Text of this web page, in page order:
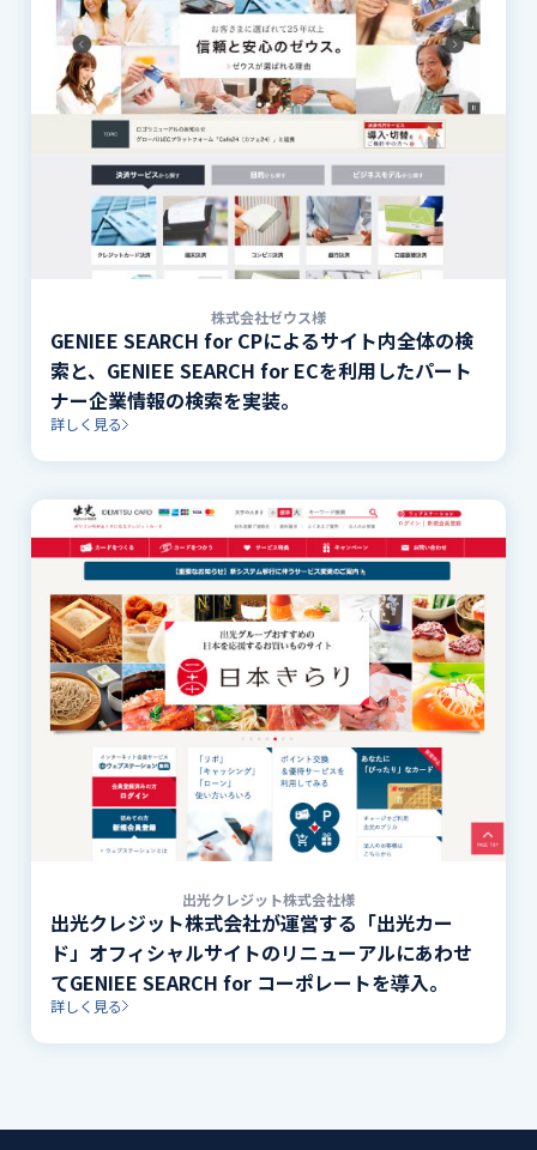
株式会社ゼウス様
GENIEE SEARCH for CPによるサイト内全体の検
索と、GENIEE SEARCH for ECを利用したパート
ナー企業情報の検索を実装。
詳しく見る
出光クレジット株式会社様
出光クレジット株式会社が運営する「出光カー
ド」オフィシャルサイトのリニューアルにあわせ
てGENIEE SEARCH for コーポレートを導入。
詳しく見る